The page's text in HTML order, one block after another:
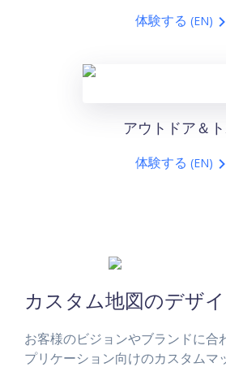
体験する (EN)
アウトドア＆
体験する (EN)
カスタム地図のデザ
お客様のビジョンやブランドに合
プリケーション向けのカスタムマ